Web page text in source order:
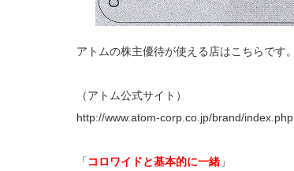
アトムの株主優待が使える店はこちらです。
（アトム公式サイト）
http://www.atom-corp.co.jp/brand/index.php
「 コロワイドと基本的に一緒 」